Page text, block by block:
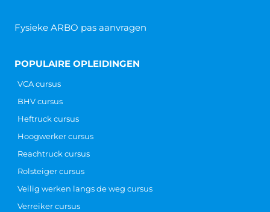
Fysieke ARBO pas aanvragen
POPULAIRE OPLEIDINGEN
VCA cursus
BHV cursus
Heftruck cursus
Hoogwerker cursus
Reachtruck cursus
Rolsteiger cursus
Veilig werken langs de weg cursus
Verreiker cursus